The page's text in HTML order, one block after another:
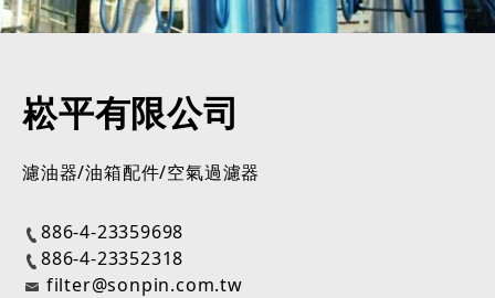
崧平有限公司
濾油器/油箱配件/空氣過濾器
886-4-23359698
886-4-23352318
filter@sonpin.com.tw